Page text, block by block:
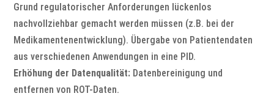
Grund regulatorischer Anforderungen lückenlos
nachvollziehbar gemacht werden müssen (z.B. bei der
Medikamentenentwicklung). Übergabe von Patientendaten
aus verschiedenen Anwendungen in eine PID.
Erhöhung der Datenqualität: Datenbereinigung und
entfernen von ROT-Daten.